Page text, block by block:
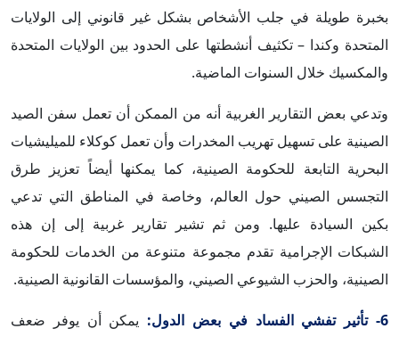
بخبرة طويلة في جلب الأشخاص بشكل غير قانوني إلى الولايات
المتحدة وكندا – تكثيف أنشطتها على الحدود بين الولايات المتحدة
والمكسيك خلال السنوات الماضية.
وتدعي بعض التقارير الغربية أنه من الممكن أن تعمل سفن الصيد
الصينية على تسهيل تهريب المخدرات وأن تعمل كوكلاء للميليشيات
البحرية التابعة للحكومة الصينية، كما يمكنها أيضاً تعزيز طرق
التجسس الصيني حول العالم، وخاصة في المناطق التي تدعي
بكين السيادة عليها. ومن ثم تشير تقارير غربية إلى إن هذه
الشبكات الإجرامية تقدم مجموعة متنوعة من الخدمات للحكومة
الصينية، والحزب الشيوعي الصيني، والمؤسسات القانونية الصينية.
6- تأثير تفشي الفساد في بعض الدول:
يمكن أن يوفر ضعف